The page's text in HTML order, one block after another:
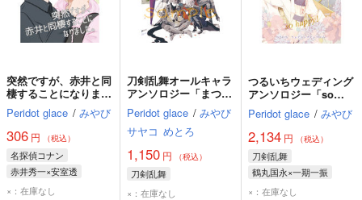
突然ですが、赤井と同
棲することになりまし
た。
Peridot glace / みやび
306 円 （税込）
名探偵コナン
赤井秀一×安室透
赤井秀一
×：在庫なし
刀剣乱舞オールキャラ
アンソロジー「まつ
り」
Peridot glace / みやび
サヤコ めとろ
1,150 円 （税込）
刀剣乱舞
×：在庫なし
つるいちウェディング
アンソロジー「so
happy!」
Peridot glace / みやび
2,134円 （税込）
刀剣乱舞
鶴丸国永×一期一振
×：在庫なし